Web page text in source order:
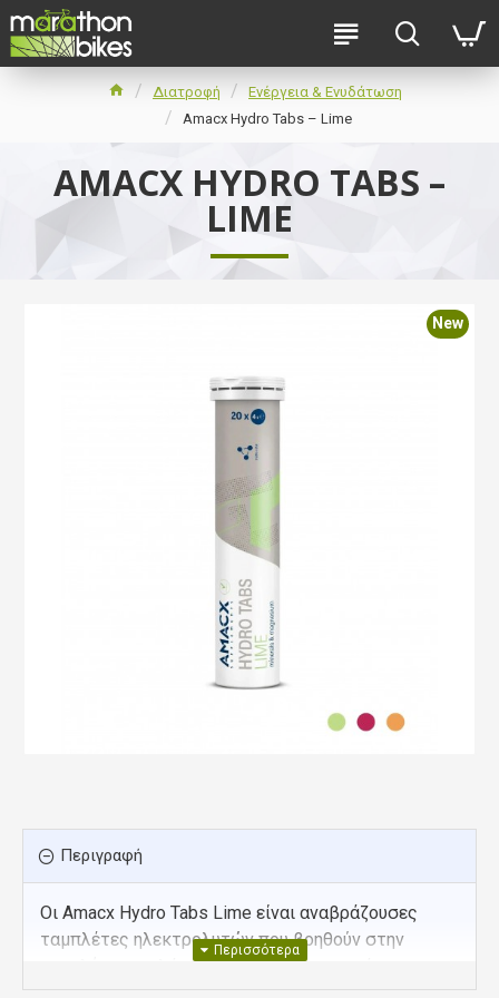
Διατροφή
Ενέργεια & Ενυδάτωση
Amacx Hydro Tabs – Lime
AMACX HYDRO TABS –
LIME
New
Περιγραφή
Οι Amacx Hydro Tabs Lime είναι αναβράζουσες
ταμπλέτες ηλεκτρολυτών που βοηθούν στην
αναπλήρωση αλάτων και μετάλλων κατά την
άσκηση. Περιέχουν νάτριο, κάλιο, μαγνήσιο,